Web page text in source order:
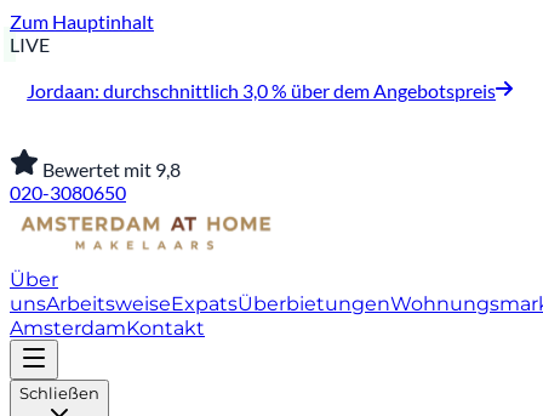
Zum Hauptinhalt
LIVE
Jordaan: durchschnittlich 3,0 % über dem Angebotspreis
Bewertet mit 9,8
020-3080650
Über
unsArbeitsweiseExpatsÜberbietungen
AmsterdamKontakt
Schließen